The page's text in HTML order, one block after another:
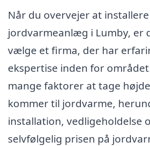
Når du overvejer at
jordvarmeanlæg i Lumby, er
vælge et firma, der har
ekspertise inden for
mange faktorer at tage
kommer til jordvarme,
installation, vedligeholdelse
selvfølgelig prisen på